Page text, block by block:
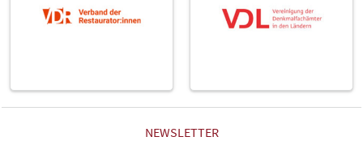
NEWSLETTER